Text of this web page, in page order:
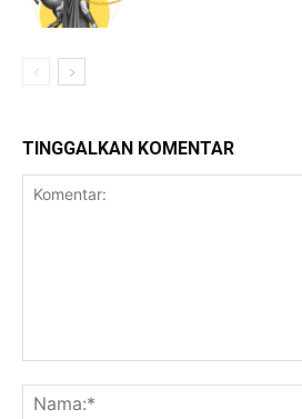
TINGGALKAN KOMENTAR